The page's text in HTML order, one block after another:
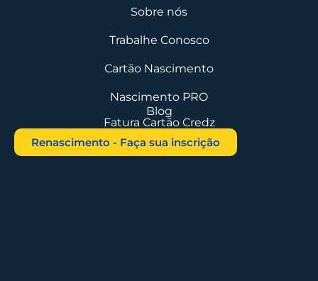
Sobre nós
Trabalhe Conosco
Cartão Nascimento
Nascimento PRO
Blog
Fatura Cartão Credz
Renascimento - Faça sua inscrição